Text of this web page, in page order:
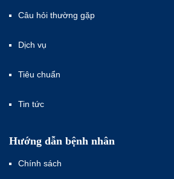
Câu hỏi thường gặp
Dịch vụ
Tiêu chuẩn
Tin tức
Hướng dẫn bệnh nhân
Chính sách